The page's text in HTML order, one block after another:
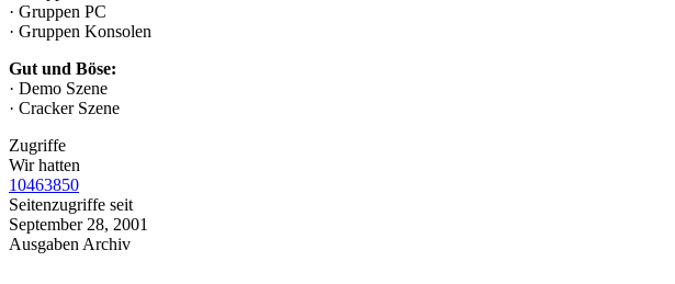
· Gruppen PC
· Gruppen Konsolen
Gut und Böse:
· Demo Szene
· Cracker Szene
Zugriffe
Wir hatten
10463850
Seitenzugriffe seit
September 28, 2001
Ausgaben Archiv